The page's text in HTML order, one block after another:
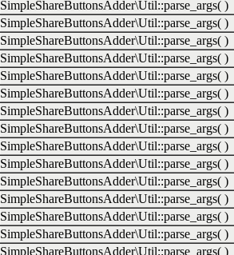
SimpleShareButtonsAdder\Util::parse_args( )
SimpleShareButtonsAdder\Util::parse_args( )
SimpleShareButtonsAdder\Util::parse_args( )
SimpleShareButtonsAdder\Util::parse_args( )
SimpleShareButtonsAdder\Util::parse_args( )
SimpleShareButtonsAdder\Util::parse_args( )
SimpleShareButtonsAdder\Util::parse_args( )
SimpleShareButtonsAdder\Util::parse_args( )
SimpleShareButtonsAdder\Util::parse_args( )
SimpleShareButtonsAdder\Util::parse_args( )
SimpleShareButtonsAdder\Util::parse_args( )
SimpleShareButtonsAdder\Util::parse_args( )
SimpleShareButtonsAdder\Util::parse_args( )
SimpleShareButtonsAdder\Util::parse_args( )
SimpleShareButtonsAdder\Util::parse_args( )